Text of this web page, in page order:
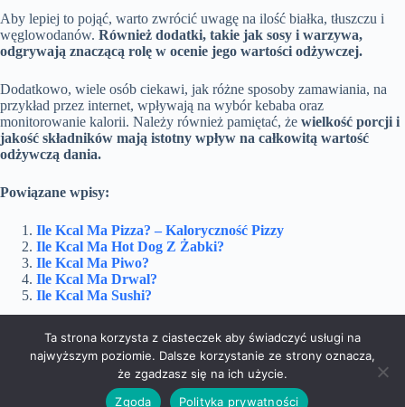
Aby lepiej to pojąć, warto zwrócić uwagę na ilość białka, tłuszczu i
węglowodanów. Również dodatki, takie jak sosy i warzywa,
odgrywają znaczącą rolę w ocenie jego wartości odżywczej.
Dodatkowo, wiele osób ciekawi, jak różne sposoby zamawiania, na
przykład przez internet, wpływają na wybór kebaba oraz
monitorowanie kalorii. Należy również pamiętać, że wielkość porcji i
jakość składników mają istotny wpływ na całkowitą wartość
odżywczą dania.
Powiązane wpisy:
Ile Kcal Ma Pizza? – Kaloryczność Pizzy
Ile Kcal Ma Hot Dog Z Żabki?
Ile Kcal Ma Piwo?
Ile Kcal Ma Drwal?
Ile Kcal Ma Sushi?
Copyright © 2026 -Halat.pl
Sport
Zdrowie
Żywność
Pliki cookies
Ta strona korzysta z ciasteczek aby świadczyć usługi na
najwyższym poziomie. Dalsze korzystanie ze strony oznacza,
że zgadzasz się na ich użycie.
Zgoda
Polityka prywatności